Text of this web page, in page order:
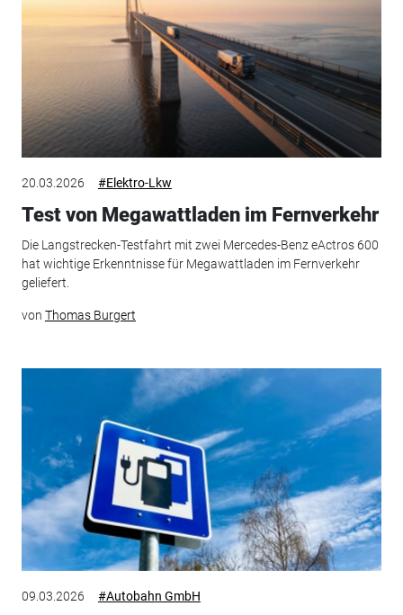
20.03.2026 #Elektro-Lkw
Test von Megawattladen im Fernverkehr
Die Langstrecken-Testfahrt mit zwei Mercedes-Benz eActros 600
hat wichtige Erkenntnisse für Megawattladen im Fernverkehr
geliefert.
von Thomas Burgert
09.03.2026 #Autobahn GmbH